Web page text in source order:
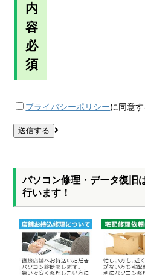
内
容
必
須
プライバシーポリシーに同意す
パソコン修理・データ復旧
行います！